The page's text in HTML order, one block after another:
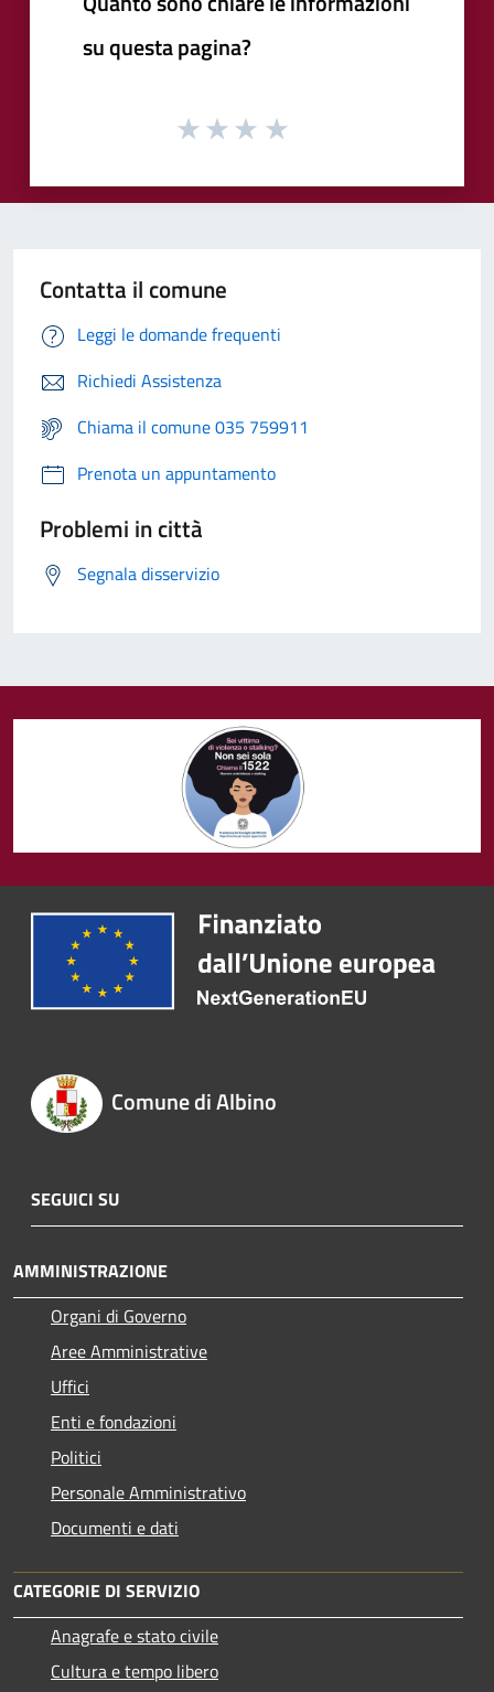
su questa pagina?
Contatta il comune
Leggi le domande frequenti
Richiedi Assistenza
Chiama il comune 035 759911
Prenota un appuntamento
Problemi in città
Segnala disservizio
Comune di Albino
SEGUICI SU
AMMINISTRAZIONE
Organi di Governo
Aree Amministrative
Uffici
Enti e fondazioni
Politici
Personale Amministrativo
Documenti e dati
CATEGORIE DI SERVIZIO
Anagrafe e stato civile
Cultura e tempo libero